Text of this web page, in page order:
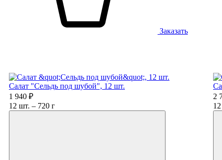
Заказать
Салат "Сельдь под шубой", 12 шт.
1 940 ₽
12 шт. – 720 г
2